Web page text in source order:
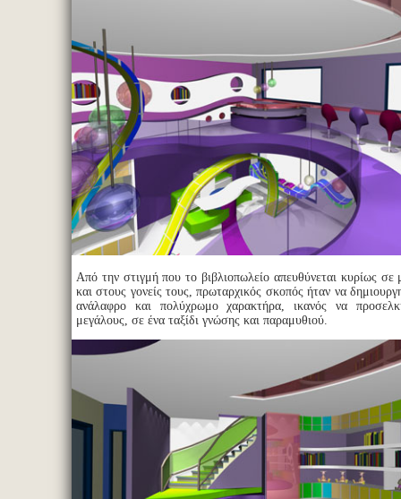
Από την στιγμή που το βιβλιοπωλείο απευθύνεται κυρίως σε
και στους γονείς τους, πρωταρχικός σκοπός ήταν να
ανάλαφρο και πολύχρωμο χαρακτήρα, ικανός να
μεγάλους, σε ένα ταξίδι γνώσης και παραμυθιού.